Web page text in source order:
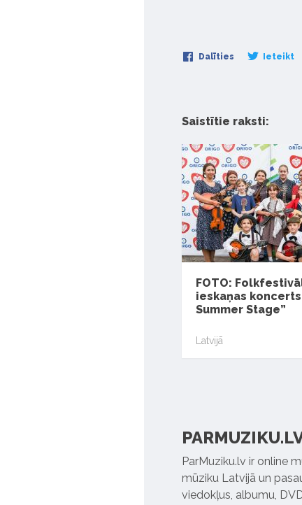
Dalīties Ieteikt
Saistītie raksti:
FOTO:
ieskaņas
Summer Stage”
Latvijā
ParMuziku.lv ir online
mūziku Latvijā un
viedokļus, albumu,